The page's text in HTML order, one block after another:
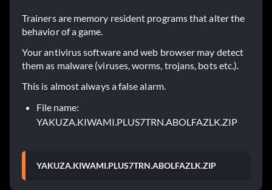
Trainers are memory resident programs that alter the
behavior of a game.
Your antivirus software and web browser may detect
them as malware (viruses, worms, trojans, bots etc.).
This is almost always a false alarm.
File name:
YAKUZA.KIWAMI.PLUS7TRN.ABOLFAZLK.ZIP
YAKUZA.KIWAMI.PLUS7TRN.ABOLFAZLK.ZIP